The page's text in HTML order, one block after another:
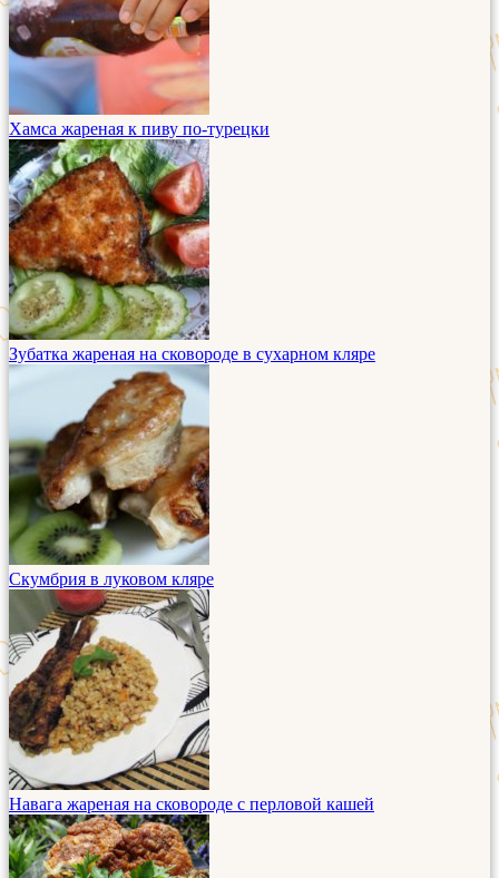
Хамса жареная к пиву по-турецки
Зубатка жареная на сковороде в сухарном кляре
Скумбрия в луковом кляре
Навага жареная на сковороде с перловой кашей